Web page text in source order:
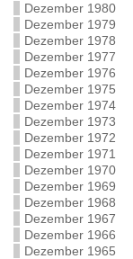
Dezember 1980
Dezember 1979
Dezember 1978
Dezember 1977
Dezember 1976
Dezember 1975
Dezember 1974
Dezember 1973
Dezember 1972
Dezember 1971
Dezember 1970
Dezember 1969
Dezember 1968
Dezember 1967
Dezember 1966
Dezember 1965